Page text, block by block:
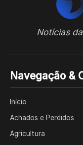
Notícias
Navegação &
Início
Achados e Perdidos
Agricultura